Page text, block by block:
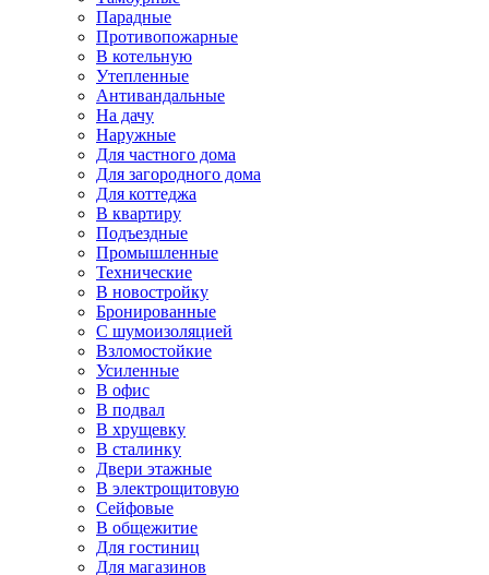
Парадные
Противопожарные
В котельную
Утепленные
Антивандальные
На дачу
Наружные
Для частного дома
Для загородного дома
Для коттеджа
В квартиру
Подъездные
Промышленные
Технические
В новостройку
Бронированные
С шумоизоляцией
Взломостойкие
Усиленные
В офис
В подвал
В хрущевку
В сталинку
Двери этажные
В электрощитовую
Сейфовые
В общежитие
Для гостиниц
Для магазинов